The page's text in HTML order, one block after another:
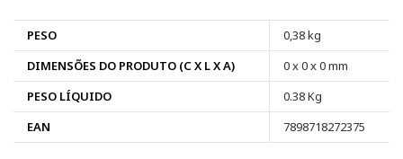
PESO
0,38 kg
DIMENSÕES DO PRODUTO (C X L X A)
0 x 0 x 0 mm
PESO LÍQUIDO
0.38 Kg
EAN
7898718272375